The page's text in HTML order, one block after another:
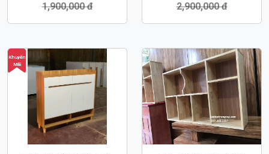
1,900,000 đ
2,900,000 đ
Khuyến
Mãi